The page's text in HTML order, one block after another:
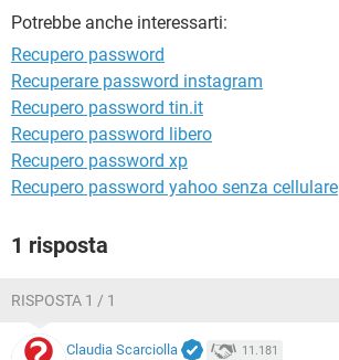
Potrebbe anche interessarti:
Recupero password
Recuperare password instagram
Recupero password tin.it
Recupero password libero
Recupero password xp
Recupero password yahoo senza cellulare
1 risposta
RISPOSTA 1 / 1
Claudia Scarciolla 11.181